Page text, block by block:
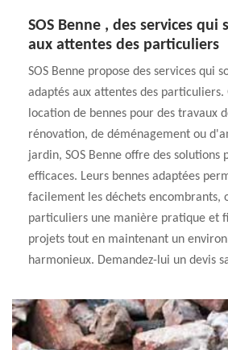
SOS Benne , des services qui
aux attentes des particuliers
SOS Benne propose des services qui
adaptés aux attentes des particuliers.
location de bennes pour des travaux
rénovation, de déménagement ou
jardin, SOS Benne offre des solutions
efficaces. Leurs bennes adaptées
facilement les déchets encombrants,
particuliers une manière pratique et
projets tout en maintenant un
harmonieux. Demandez-lui un devis